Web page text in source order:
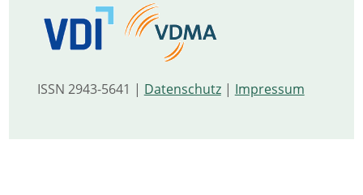
ISSN 2943-5641 | Datenschutz| Impressum